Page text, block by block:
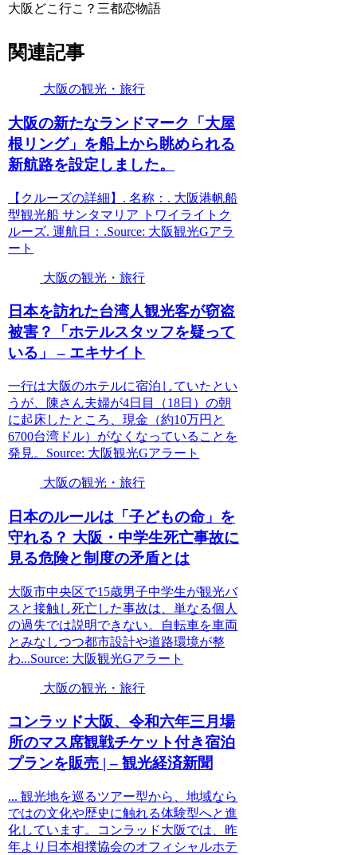
大阪どこ行こ？三都恋物語
関連記事
大阪の観光・旅行
大阪の新たなランドマーク「大屋
根リング」を船上から眺められる
新航路を設定しました。
【クルーズの詳細】. 名称：. 大阪港帆船
型観光船 サンタマリア トワイライトク
ルーズ. 運航日：.Source: 大阪観光Gアラ
ート
大阪の観光・旅行
日本を訪れた台湾人観光客が窃盗
被害？「ホテルスタッフを疑って
いる」 – エキサイト
一行は大阪のホテルに宿泊していたとい
うが、陳さん夫婦が4日目（18日）の朝
に起床したところ、現金（約10万円と
6700台湾ドル）がなくなっていることを
発見。Source: 大阪観光Gアラート
大阪の観光・旅行
日本のルールは「子どもの命」を
守れる？ 大阪 ・中学生死亡事故に
見る危険と制度の矛盾とは
大阪市中央区で15歳男子中学生が観光バ
スと接触し死亡した事故は、単なる個人
の過失では説明できない。自転車を車両
とみなしつつ都市設計や道路環境が整
わ...Source: 大阪観光Gアラート
大阪の観光・旅行
コンラッド大阪、令和六年三月場
所のマス席観戦チケット付き宿泊
プランを販売 | –観光経済新聞
... 観光地を巡るツアー型から、地域なら
ではの文化や歴史に触れる体験型へと進
化しています。コンラッド大阪では、昨
年より日本相撲協会のオフィシャルホテ